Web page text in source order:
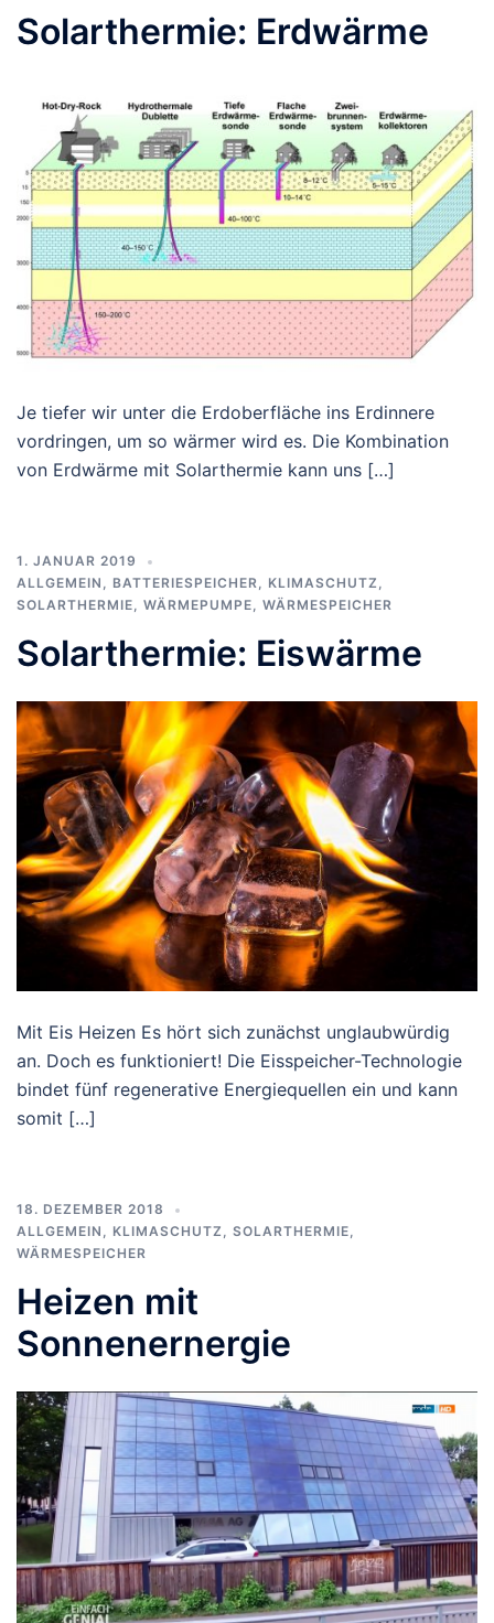
Solarthermie: Erdwärme
Je tiefer wir unter die Erdoberfläche ins Erdinnere
vordringen, um so wärmer wird es. Die Kombination
von Erdwärme mit Solarthermie kann uns […]
1. JANUAR 2019
ALLGEMEIN , BATTERIESPEICHER, KLIMASCHUTZ ,
SOLARTHERMIE, WÄRMEPUMPE, WÄRMESPEICHER
Solarthermie: Eiswärme
Mit Eis Heizen Es hört sich zunächst unglaubwürdig
an. Doch es funktioniert! Die Eisspeicher-Technologie
bindet fünf regenerative Energiequellen ein und kann
somit […]
18. DEZEMBER 2018
ALLGEMEIN , KLIMASCHUTZ , SOLARTHERMIE,
WÄRMESPEICHER
Heizen mit
Sonnenernergie